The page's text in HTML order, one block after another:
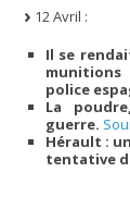
12 Avril :
Il se
munitions
police
La
guerre.
Hérault :
tentative